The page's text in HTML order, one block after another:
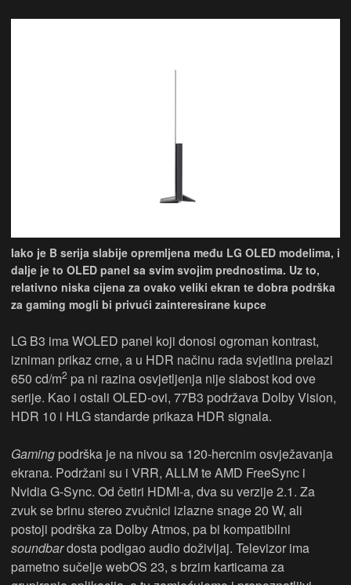
Iako je B serija slabije opremljena među LG OLED modelima, i
dalje je to OLED panel sa svim svojim prednostima. Uz to,
relativno niska cijena za ovako veliki ekran te dobra podrška
za gaming mogli bi privući zainteresirane kupce
LG B3 ima WOLED panel koji donosi ogroman kontrast,
izniman prikaz crne, a u HDR načinu rada svjetlina prelazi
650 cd/m2 pa ni razina osvjetljenja nije slabost kod ove
serije. Kao i ostali OLED-ovi, 77B3 podržava Dolby Vision,
HDR 10 i HLG standarde prikaza HDR signala.
Gaming podrška je na nivou sa 120-hercnim osvježavanja
ekrana. Podržani su i VRR, ALLM te AMD FreeSync i
Nvidia G-Sync. Od četiri HDMI-a, dva su verzije 2.1. Za
zvuk se brinu stereo zvučnici izlazne snage 20 W, ali
postoji podrška za Dolby Atmos, pa bi kompatibilni
soundbardosta podigao audio doživljaj. Televizor ima
pametno sučelje webOS 23, s brzim karticama za